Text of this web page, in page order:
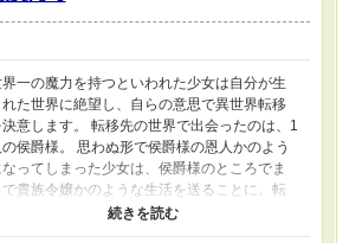
一の魔力を持つといわれた少女は自分が生
れた世界に絶望し、自らの意思で異世界転移
決意します。 転移先の世界で出会ったのは、1
の侯爵様。 思わぬ形で侯爵様の恩人かのよう
なってしまった少女は、侯爵様のところでま
で貴族令嬢かのような生活を送ることに。転
先では思うように魔法は使えず、また、今ま
族社会とは無縁の生活を送っていたので、